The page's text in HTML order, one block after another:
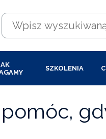
SZKOLENIA